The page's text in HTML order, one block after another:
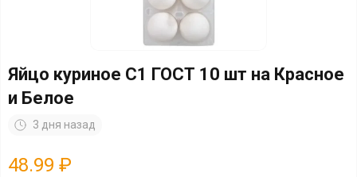
Яйцо куриное С1 ГОСТ 10 шт на Красное
и Белое
3 дня назад
48.99 ₽